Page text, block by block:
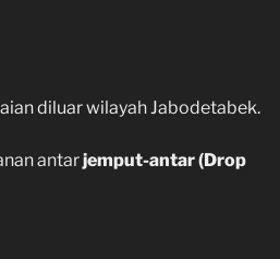
diluar wilayah Jabodetabek.
antarjemput-antar (Drop